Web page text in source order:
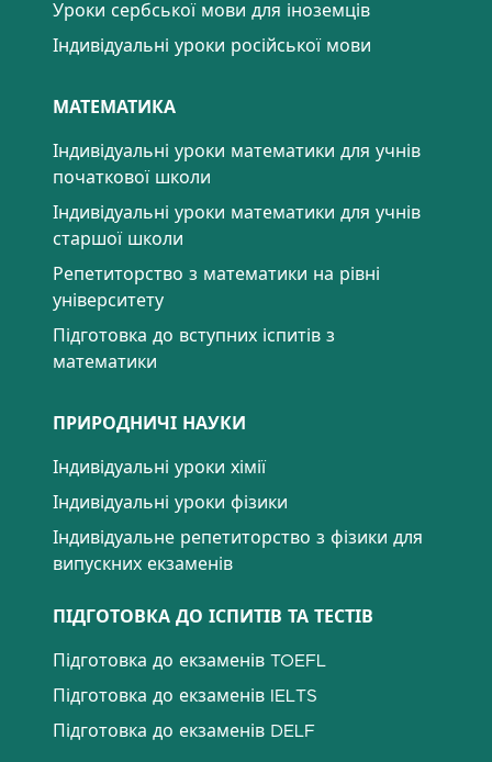
Уроки сербської мови для іноземців
Індивідуальні уроки російської мови
МАТЕМАТИКА
Індивідуальні уроки математики для учнів
початкової школи
Індивідуальні уроки математики для учнів
старшої школи
Репетиторство з математики на рівні
університету
Підготовка до вступних іспитів з
математики
ПРИРОДНИЧІ НАУКИ
Індивідуальні уроки хімії
Індивідуальні уроки фізики
Індивідуальне репетиторство з фізики для
випускних екзаменів
ПІДГОТОВКА ДО ІСПИТІВ ТА ТЕСТІВ
Підготовка до екзаменів TOEFL
Підготовка до екзаменів IELTS
Підготовка до екзаменів DELF